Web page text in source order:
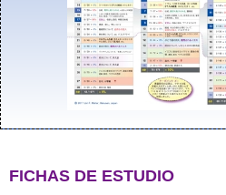
FICHAS DE ESTUDIO